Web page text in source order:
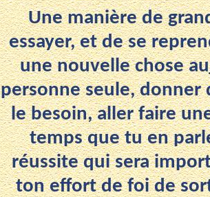
Une manière de
essayer, et de se
une nouvelle chose
personne seule, donner
le besoin, aller faire
temps que tu en
réussite qui sera
ton effort de foi de